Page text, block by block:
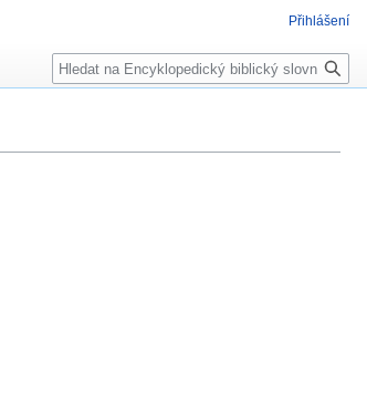
Přihlášení
Hledat